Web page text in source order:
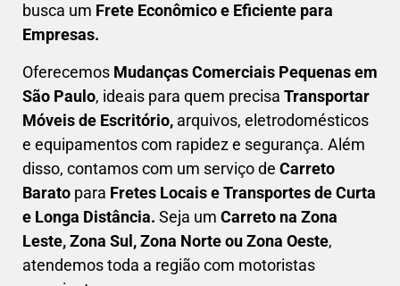
busca um Frete Econômico e Eficiente para
Empresas.
Oferecemos MudançasComerciais Pequenas em
São Paulo, ideais para quem precisa Transportar
Móveis de Escritório, arquivos, eletrodomésticos
e equipamentos com rapidez e segurança. Além
disso, contamos com um serviço de Carreto
Barato para Fretes Locais e Transportes de Curta
e Longa Distância. Seja um Carreto na Zona
Leste, Zona Sul, Zona Norte ou Zona Oeste,
atendemos toda a região com motoristas